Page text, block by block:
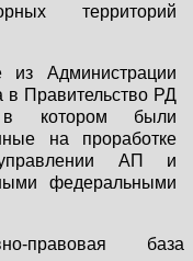
территорий
Администрации
в Правительство РД
котором были
на проработке
АП и
федеральными
правовая база